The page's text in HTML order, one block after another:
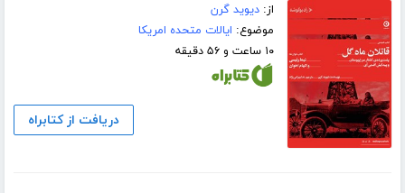
از:دیوید گرن
موضوع: ایالات متحده امریکا
۱۰ ساعت و ۵۶ دقیقه
دریافت از کتابراه